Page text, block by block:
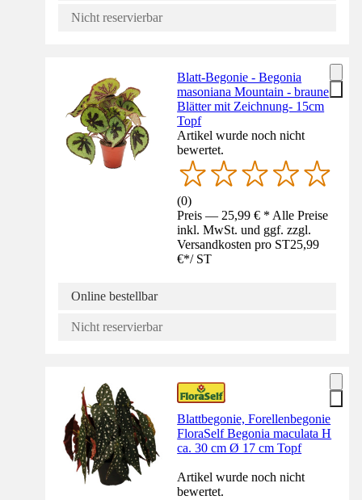
Nicht reservierbar
Blatt-Begonie - Begonia
masoniana Mountain - braune
Blätter mit Zeichnung- 15cm
Topf
Artikel wurde noch nicht
bewertet.
(0)
Preis — 25,99 € * Alle Preise
inkl. MwSt. und ggf. zzgl.
Versandkosten pro ST25,99
€*/ ST
Online bestellbar
Nicht reservierbar
Blattbegonie, Forellenbegonie
FloraSelf Begonia maculata H
ca. 30 cm Ø 17 cm Topf
Artikel wurde noch nicht
bewertet.